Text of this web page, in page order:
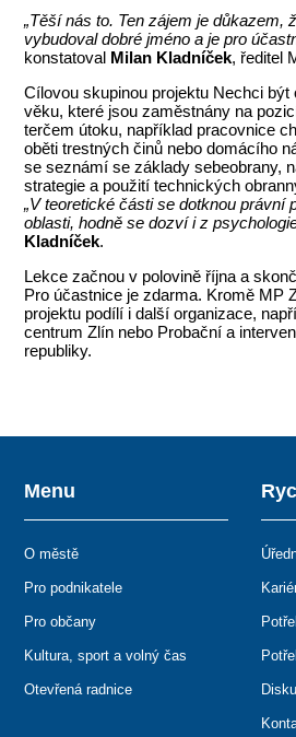
„Těší nás to. Ten zájem je důkazem,
vybudoval dobré jméno a je pro
konstatoval Milan Kladníček, ředitel
Cílovou skupinou projektu Nechci
věku, které jsou zaměstnány na
terčem útoku, například pracovnice
oběti trestných činů nebo domácího
se seznámí se základy sebeobrany,
strategie a použití technických
„V teoretické části se dotknou právní
oblasti, hodně se dozví i z
Kladníček.
Lekce začnou v polovině října a
Pro účastnice je zdarma. Kromě MP
projektu podílí i další organizace,
centrum Zlín nebo Probační a
republiky.
Menu
O městě
Pro podnikatele
Pro občany
Kultura, sport a volný čas
Otevřená radnice